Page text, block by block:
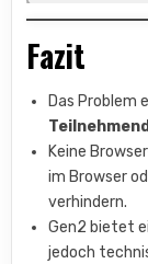
Fazit
Das Problem
Keine
im Browser
verhindern.
Gen2 bietet
jedoch